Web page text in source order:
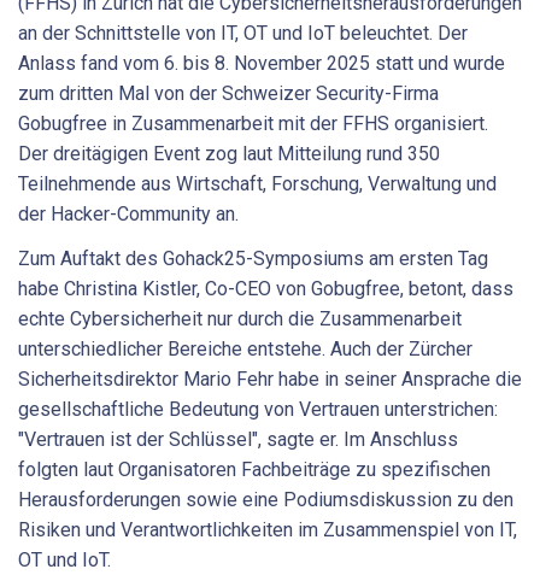
an der Schnittstelle von IT, OT und IoT beleuchtet. Der
Anlass fand vom 6. bis 8. November 2025 statt und wurde
zum dritten Mal von der Schweizer Security-Firma
Gobugfree in Zusammenarbeit mit der FFHS organisiert.
Der dreitägigen Event zog laut Mitteilung rund 350
Teilnehmende aus Wirtschaft, Forschung, Verwaltung und
der Hacker-Community an.
Zum Auftakt des Gohack25-Symposiums am ersten Tag
habe Christina Kistler, Co-CEO von Gobugfree, betont, dass
echte Cybersicherheit nur durch die Zusammenarbeit
unterschiedlicher Bereiche entstehe. Auch der Zürcher
Sicherheitsdirektor Mario Fehr habe in seiner Ansprache die
gesellschaftliche Bedeutung von Vertrauen unterstrichen:
"Vertrauen ist der Schlüssel", sagte er. Im Anschluss
folgten laut Organisatoren Fachbeiträge zu spezifischen
Herausforderungen sowie eine Podiumsdiskussion zu den
Risiken und Verantwortlichkeiten im Zusammenspiel von IT,
OT und IoT.